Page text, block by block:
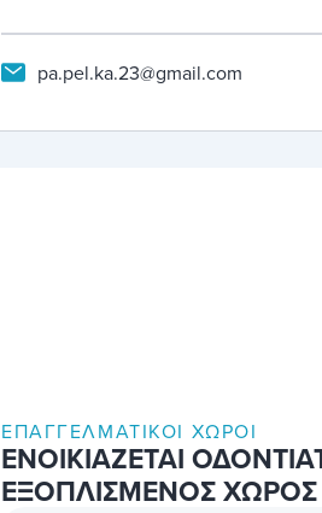
pa.pel.ka.23@gmail.com
ΕΠΑΓΓΕΛΜΑΤΙΚΟΊ ΧΏΡΟΙ
ΕΝΟΙΚΙΑΖΕΤΑΙ
ΕΞΟΠΛΙΣΜΕΝΟΣ